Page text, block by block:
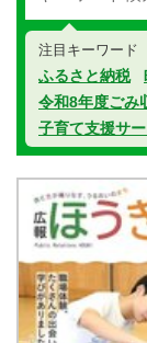
注目キーワード
ふるさと納税
令和8年度ごみ
子育て支援サ